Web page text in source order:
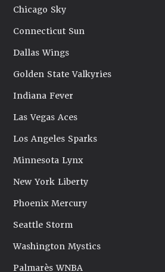
Chicago Sky
Connecticut Sun
Dallas Wings
Golden State Valkyries
Indiana Fever
Las Vegas Aces
Los Angeles Sparks
Minnesota Lynx
New York Liberty
Phoenix Mercury
Seattle Storm
Washington Mystics
Palmarès WNBA